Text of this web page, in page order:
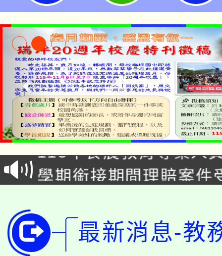
淨零綠生活教案入校路
會
115年食農教育專業人
程
學期銜接期間理賠案件
版
公告本校115學年度第
代理(課)教師甄選結果(
「2026金融保險知識
最新消息-教